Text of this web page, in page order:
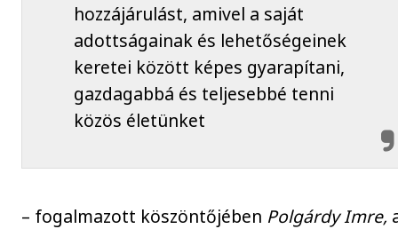
hozzájárulást, amivel a saját
adottságainak és lehetőségeinek
keretei között képes gyarapítani,
gazdagabbá és teljesebbé tenni
közös életünket
– fogalmazott köszöntőjében Polgárdy Imre,